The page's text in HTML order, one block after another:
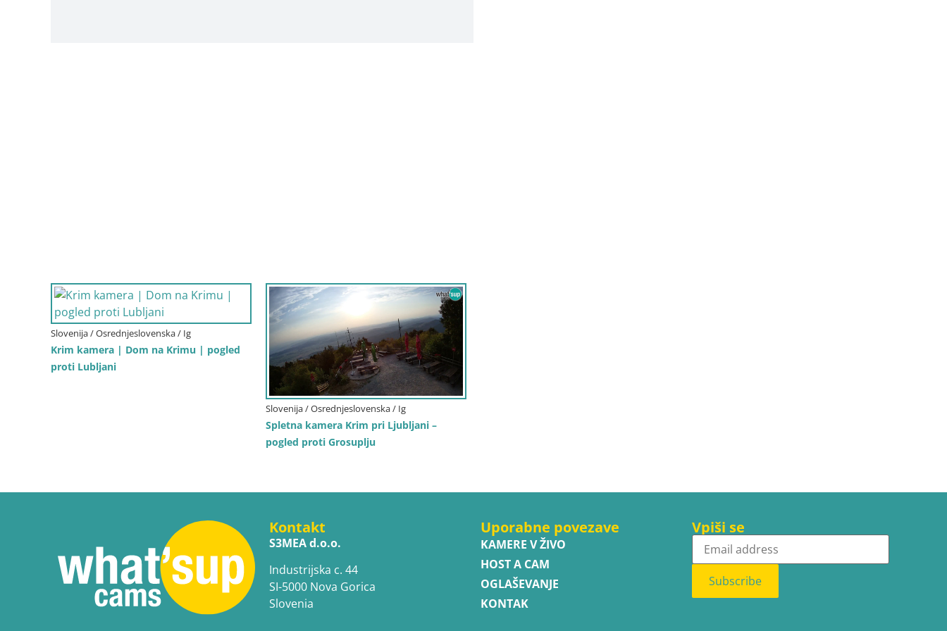
Slovenija / Osrednjeslovenska / Ig
Krim kamera | Dom na Krimu | pogled
proti Lubljani
Slovenija / Osrednjeslovenska / Ig
Spletna kamera Krim pri Ljubljani –
pogled proti Grosuplju
Kontakt
S3MEA d.o.o.
Industrijska c. 44
SI-5000 Nova Gorica
Slovenia
Uporabne povezave
KAMERE V ŽIVO
HOST A CAM
OGLAŠEVANJE
KONTAK
Vpiši se
Subscribe